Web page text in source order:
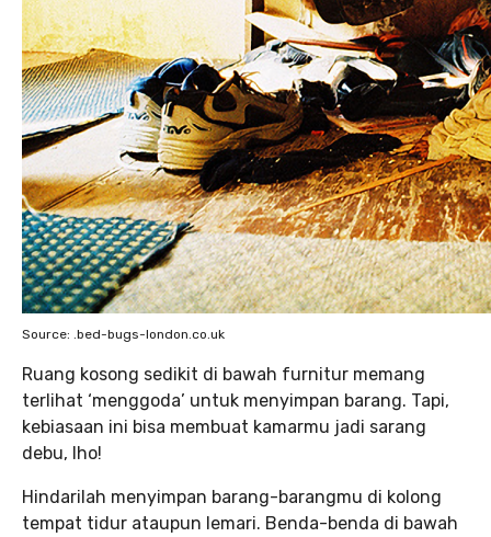
Source: .bed-bugs-london.co.uk
Ruang kosong sedikit di bawah furnitur memang
terlihat ‘menggoda’ untuk menyimpan barang. Tapi,
kebiasaan ini bisa membuat kamarmu jadi sarang
debu, lho!
Hindarilah menyimpan barang-barangmu di kolong
tempat tidur ataupun lemari. Benda-benda di bawah